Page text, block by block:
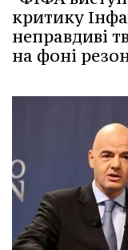
критику
неправдиві
на фоні